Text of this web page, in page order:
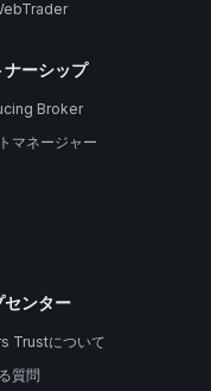
ナーシップ
Broker
マネージャー
センター
Trustについて
質問